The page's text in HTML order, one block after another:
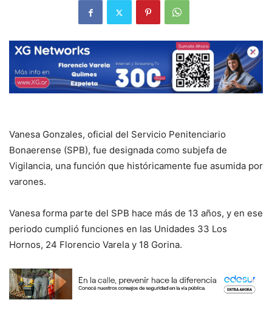
Vanesa Gonzales, oficial del Servicio Penitenciario
Bonaerense (SPB), fue designada como subjefa de
Vigilancia, una función que históricamente fue asumida por
varones.
Vanesa forma parte del SPB hace más de 13 años, y en ese
periodo cumplió funciones en las Unidades 33 Los
Hornos, 24 Florencio Varela y 18 Gorina.